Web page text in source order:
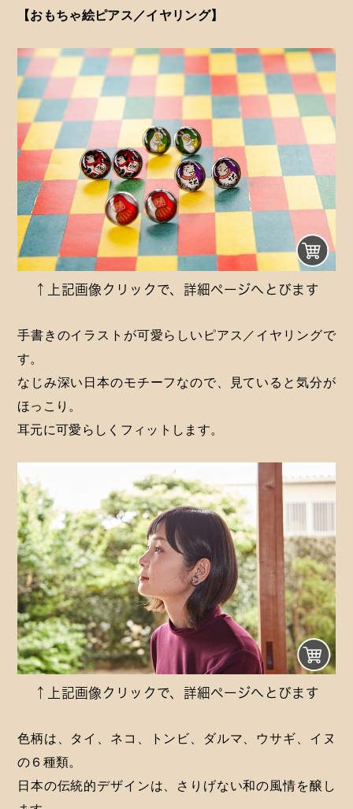
【おもちゃ絵ピアス／イヤリング】
↑上記画像クリックで、詳細ページへとびます
手書きのイラストが可愛らしいピアス／イヤリングで
す。
なじみ深い日本のモチーフなので、見ていると気分が
ほっこり。
耳元に可愛らしくフィットします。
↑上記画像クリックで、詳細ページへとびます
色柄は、タイ、ネコ、トンビ、ダルマ、ウサギ、イヌ
の６種類。
日本の伝統的デザインは、さりげない和の風情を醸し